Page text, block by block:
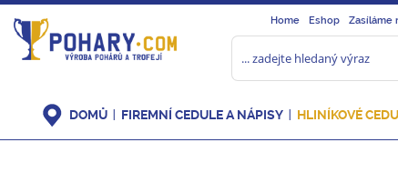
Home Eshop Zasíláme
DOMŮ FIREMNÍ CEDULE A NÁPISY HLINÍKOVÉ